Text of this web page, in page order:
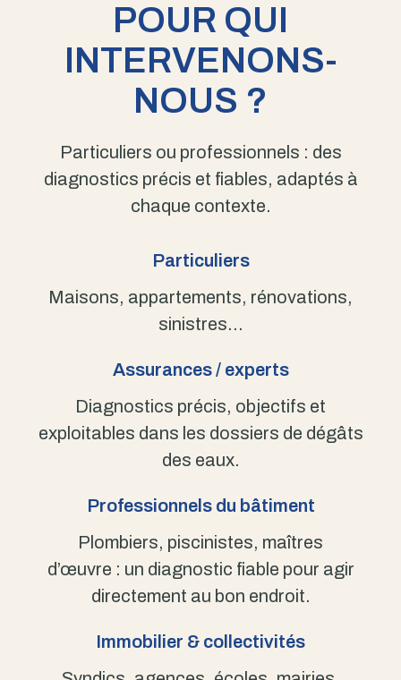
POUR QUI
INTERVENONS-
NOUS ?
Particuliers ou professionnels : des
diagnostics précis et fiables, adaptés à
chaque contexte.
Particuliers
Maisons, appartements, rénovations,
sinistres…
Assurances / experts
Diagnostics précis, objectifs et
exploitables dans les dossiers de dégâts
des eaux.
Professionnels du bâtiment
Plombiers, piscinistes, maîtres
d’œuvre : un diagnostic fiable pour agir
directement au bon endroit.
Immobilier & collectivités